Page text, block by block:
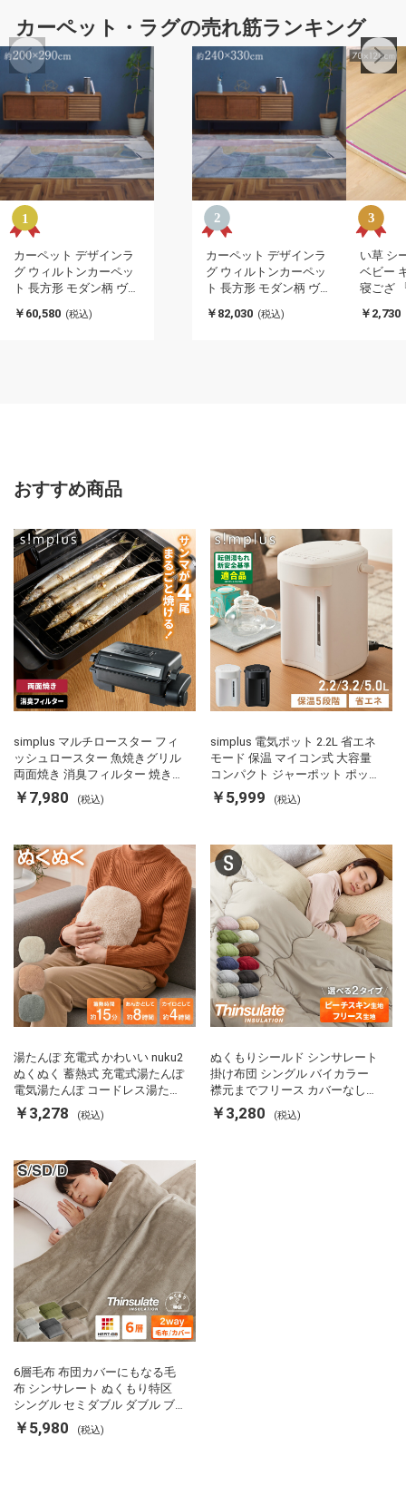
カーペット・ラグの売れ筋ランキング
カーペット デザインラ
グ ウィルトンカーペッ
ト 長方形 モダン柄 ヴィ
200×290cm スピネル(代
￥60,580 (税込)
カーペット デザインラ
グ ウィルトンカーペッ
ト 長方形 モダン柄 ヴィ
240×330cm スピネル(代
￥82,030 (税込)
い草 シ
ベビー
寝ござ
￥2,730
おすすめ商品
simplus マルチロースター フィ
ッシュロースター 魚焼きグリル
両面焼き 消臭フィルター 焼き魚
両面ヒーター タイマー付き SP-
FRS01 マットブラック シンプラ
￥7,980 (税込)
simplus 電気ポット 2.2L 省エネ
モード 保温 マイコン式 大容量
コンパクト ジャーポット ポット
カルキ抜き 空焚き防止 温度調節
軽量 SP-PD22 シンプラス
￥5,999 (税込)
湯たんぽ 充電式 かわいい nuku2
ぬくぬく 蓄熱式 充電式湯たんぽ
電気湯たんぽ コードレス湯たん
ぽ エコ 節電 節約 省エネ 充電式
エコ電気あんか EWT-2143 スリ
￥3,278 (税込)
ぬくもりシールド シンサレート
掛け布団 シングル バイカラー
襟元までフリース カバーなしで
使える 軽い 丸洗い 断熱 保温 抗
菌防臭 洗える 防ダニ 軽量 ホコ
￥3,280 (税込)
6層毛布 布団カバーにもなる毛
布 シンサレート ぬくもり特区
シングル セミダブル ダブル ブ
ランケット 掛け布団カバー フラ
ンネル 保温 蓄熱 吸湿 発熱 断熱
￥5,980 (税込)